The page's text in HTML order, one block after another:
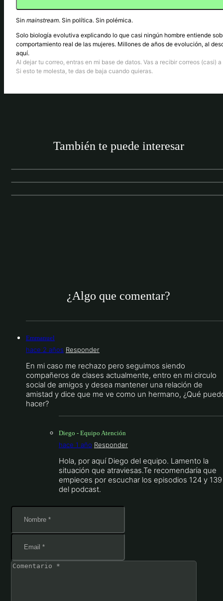
Sin mainstream. Sin política. Sin polémica.
Solo biología evolutiva explicando lo que casi ningún hombre entiende
comportamiento real de las mujeres. Millones de años de evolución, al
aquí.
Al dejar tu correo, entras en mi base de datos. Vas a recibir correos (casi) a
Si esto te molesta, te das de baja cuando quieras.
También te puede interesar
ENTENDER A LAS MUJERES (RED PILL)
ENTENDER A LAS MUJERES (RED PILL)
perspectiva evolutiva
Cómo ligar una amiga: Del rechazo al atractivo
¿Algo que comentar?
Emmanuel
hace 2 años Responder
En mi caso me rechazo pero seguimos siendo
compañeros de clases actualmente, entro en mi circulo
social de amigos y desea mantener una relación de
amistad y dice que me ve como un hermano, ¿Qué
hacer?
Diego - Equipo Atención
hace 1 año Responder
Hola, por aquí Diego del equipo. Lamento la
situación que atraviesas.Te recomendaría que
empieces por escuchar los episodios 124 y 139
del podcast.